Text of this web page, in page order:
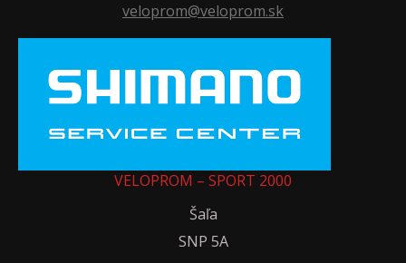
veloprom@veloprom.sk
VELOPROM – SPORT 2000
Šaľa
SNP 5A